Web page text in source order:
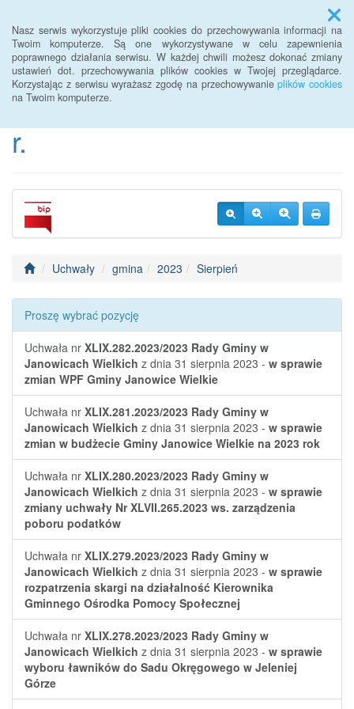
Nasz serwis wykorzystuje pliki cookies do przechowywania informacji na
Twoim komputerze. Są one wykorzystywane w celu zapewnienia
poprawnego działania serwisu. W każdej chwili możesz dokonać zmiany
ustawień dot. przechowywania plików cookies w Twojej przeglądarce.
Korzystając z serwisu wyrażasz zgodę na przechowywanieplików cookies
na Twoim komputerze.
Menu
BIP Urzędu Gminy
Janowice Wielkie od 2022
r.
Uchwały gmina 2023 Sierpień
Proszę wybrać pozycję
Uchwała nr XLIX.282.2023/2023 Rady Gminy w
Janowicach Wielkich z dnia 31 sierpnia 2023 - w sprawie
zmian WPF Gminy Janowice Wielkie
Uchwała nr XLIX.281.2023/2023 Rady Gminy w
Janowicach Wielkich z dnia 31 sierpnia 2023 - w sprawie
zmian w budżecie Gminy Janowice Wielkie na 2023 rok
Uchwała nr XLIX.280.2023/2023 Rady Gminy w
Janowicach Wielkich z dnia 31 sierpnia 2023 - w sprawie
zmiany uchwały Nr XLVII.265.2023 ws. zarządzenia
poboru podatków
Uchwała nr XLIX.279.2023/2023 Rady Gminy w
Janowicach Wielkich z dnia 31 sierpnia 2023 - w sprawie
rozpatrzenia skargi na działalność Kierownika
Gminnego Ośrodka Pomocy Społecznej
Uchwała nr XLIX.278.2023/2023 Rady Gminy w
Janowicach Wielkich z dnia 31 sierpnia 2023 - w sprawie
wyboru ławników do Sadu Okręgowego w Jeleniej
Górze